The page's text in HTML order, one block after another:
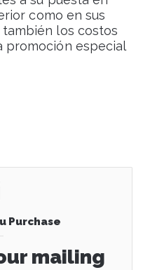
como en sus
los costos
promoción especial
Purchase
mailing